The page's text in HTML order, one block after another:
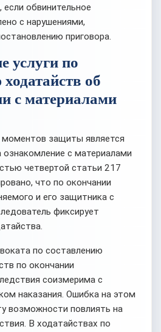
обвинительное
с нарушениями,
приговора.
услуги по
об
с материалами
защиты является
ознакомление с материалами
четвертой статьи 217
что по окончании
и его защитника с
фиксирует
по составлению
по окончании
соизмерима с
наказания. Ошибка на этом
возможности повлиять на
В ходатайствах по